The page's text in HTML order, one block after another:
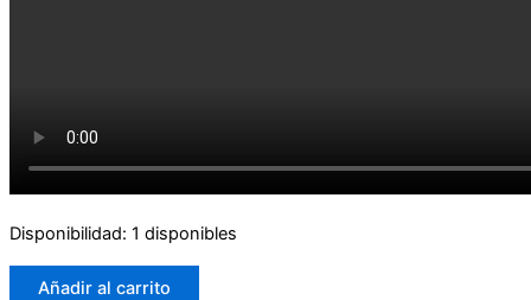
Disponibilidad: 1 disponibles
Añadir al carrito